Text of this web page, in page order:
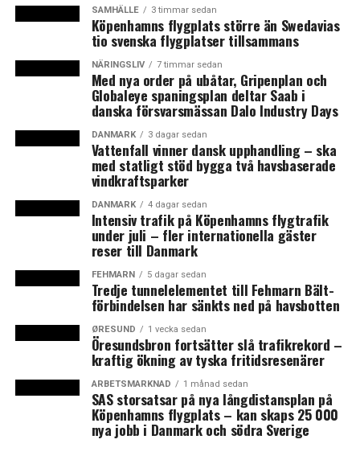
Enligt Danmarks Radio avvisas allt färre vid
gränskontrollerna. Förra veckan uppges 66 000
personer ha kontrollerats vid den danska gränsen mot
Tyskland och det ledde till 42 avvisningar.
Danmark införde en tillfällig gränskontroll av resande
från Tyskland den 4 januari i år – samma dag som
Sverige införde ett transportörsansvar som gör att
rederier samt tåg- och bussoperatörer måste genomföra
en ID-kontroll av resande på väg från Danmark till
Sverige och där bara resande med godkänd legitimation
får släppas in. Sverige införde en inre gränskontroll den
12 november förra året och det är den som kommer att
diskuteras på EU-mötet på torsdag. Det svenska beslutet
om ID-kontroller gäller fram till och med den 3
november. Inför det stundande beslutet om ID-
kontrollernas framtid har den svenska regeringen
inhämtat analyser och synpunkter från bland andra
Migrationsverket,Länsstyrelsen i Skåne,
Øresundsinstituttet, Region Skåne och Malmö stad.
(News Øresund)
SAMHÄLLE 3 timmar sedan
Köpenhamns flygplats större än Swedavias
tio svenska flygplatser tillsammans
NÄRINGSLIV 7 timmar sedan
Med nya order på ubåtar, Gripenplan och
Globaleye spaningsplan deltar Saab i
danska försvarsmässan Dalo Industry Days
DANMARK 3 dagar sedan
Vattenfall vinner dansk upphandling – ska
med statligt stöd bygga två havsbaserade
vindkraftsparker
DANMARK 4 dagar sedan
Intensiv trafik på Köpenhamns flygtrafik
under juli – fler internationella gäster
reser till Danmark
FEHMARN 5 dagar sedan
Tredje tunnelelementet till Fehmarn Bält-
förbindelsen har sänkts ned på havsbotten
ØRESUND 1 vecka sedan
Öresundsbron fortsätter slå trafikrekord –
kraftig ökning av tyska fritidsresenärer
ARBETSMARKNAD 1 månad sedan
SAS storsatsar på nya långdistansplan på
Köpenhamns flygplats – kan skaps 25 000
nya jobb i Danmark och södra Sverige